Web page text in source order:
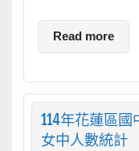
Read more
114年花蓮區
女中人數統計